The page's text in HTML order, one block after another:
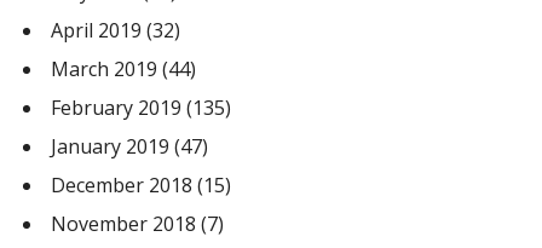
April 2019 (32)
March 2019 (44)
February 2019 (135)
January 2019 (47)
December 2018 (15)
November 2018 (7)